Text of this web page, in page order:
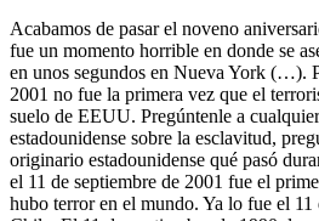
Acabamos de pasar el noveno
fue un momento horrible en donde se
en unos segundos en Nueva York (…).
2001 no fue la primera vez que el
suelo de EEUU. Pregúntenle a
estadounidense sobre la esclavitud,
originario estadounidense qué pasó
el 11 de septiembre de 2001 fue el
hubo terror en el mundo. Ya lo fue el 11